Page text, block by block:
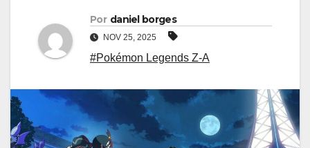
Por daniel borges
NOV 25, 2025
#Pokémon Legends Z-A